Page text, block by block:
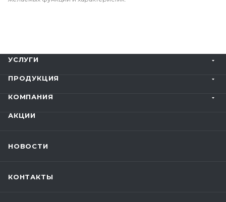
УСЛУГИ
ПРОДУКЦИЯ
КОМПАНИЯ
АКЦИИ
НОВОСТИ
КОНТАКТЫ